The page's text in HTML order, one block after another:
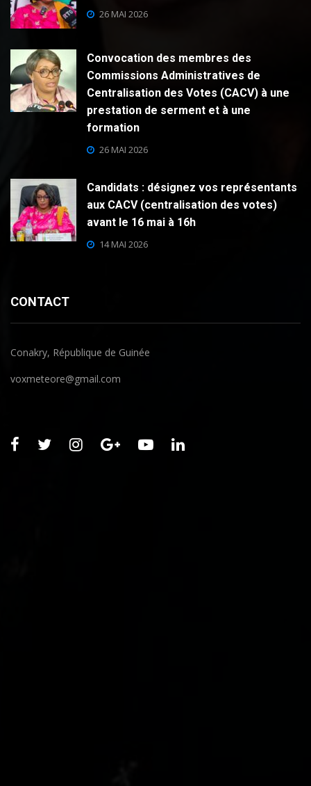
26 MAI 2026
Convocation des membres des
Commissions Administratives de
Centralisation des Votes (CACV) à une
prestation de serment et à une
formation
26 MAI 2026
Candidats : désignez vos représentants
aux CACV (centralisation des votes)
avant le 16 mai à 16h
14 MAI 2026
CONTACT
Conakry, République de Guinée
voxmeteore@gmail.com